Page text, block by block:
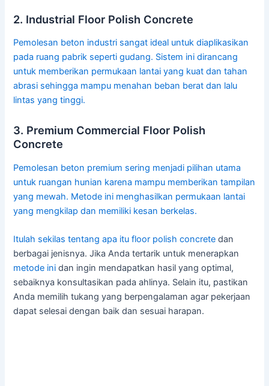
2. Industrial Floor Polish Concrete
Pemolesan beton industri sangat ideal untuk diaplikasikan
pada ruang pabrik seperti gudang. Sistem ini dirancang
untuk memberikan permukaan lantai yang kuat dan tahan
abrasi sehingga mampu menahan beban berat dan lalu
lintas yang tinggi.
3. Premium Commercial Floor Polish
Concrete
Pemolesan beton premium sering menjadi pilihan utama
untuk ruangan hunian karena mampu memberikan tampilan
yang mewah. Metode ini menghasilkan permukaan lantai
yang mengkilap dan memiliki kesan berkelas.
Itulah sekilas tentang apa itufloor polish concrete dan
berbagai jenisnya. Jika Anda tertarik untuk menerapkan
metode ini dan ingin mendapatkan hasil yang optimal,
sebaiknya konsultasikan pada ahlinya. Selain itu, pastikan
Anda memilih tukang yang berpengalaman agar pekerjaan
dapat selesai dengan baik dan sesuai harapan.